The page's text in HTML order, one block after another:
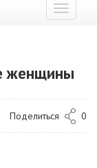
Показать
меню
женщины
Поделиться 0